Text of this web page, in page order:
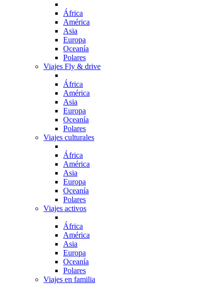
África
América
Asia
Europa
Oceanía
Polares
Viajes Fly & drive
África
América
Asia
Europa
Oceanía
Polares
Viajes culturales
África
América
Asia
Europa
Oceanía
Polares
Viajes activos
África
América
Asia
Europa
Oceanía
Polares
Viajes en familia